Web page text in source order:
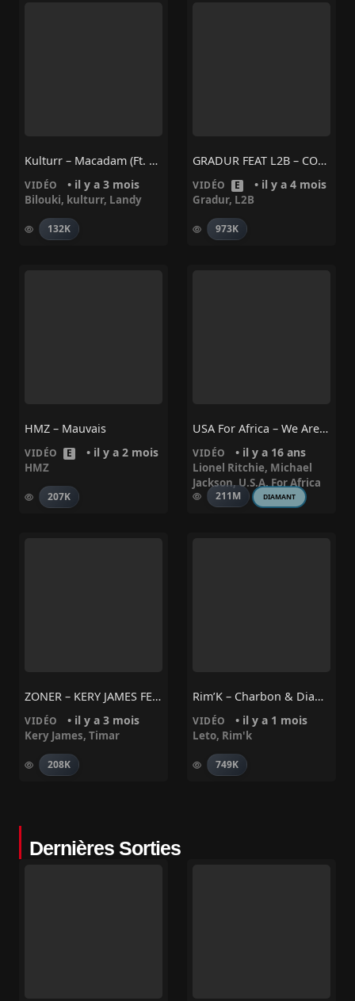
Kulturr – Macadam (ft. Landy & Bilouki)
VIDÉO • il y a 3 mois
Bilouki, kulturr, Landy
132K
GRADUR FEAT L2B – COMME UN SHEGUEY
VIDÉO E • il y a 4 mois
Gradur, L2B
973K
HMZ – Mauvais
VIDÉO E • il y a 2 mois
HMZ
207K
USA For Africa – We Are The World
VIDÉO • il y a 16 ans
Lionel Ritchie, Michael
Jackson,U.S.A. For Africa
211M DIAMANT
ZONER – KERY JAMES FEAT. TIMAR – BO DE BANLIEUSARDS 3
VIDÉO • il y a 3 mois
Kery James, Timar
208K
Rim’K – Charbon & Diamant Ft. ‪@letopsothug‬
VIDÉO • il y a 1 mois
Leto, Rim'k
749K
Dernières Sorties